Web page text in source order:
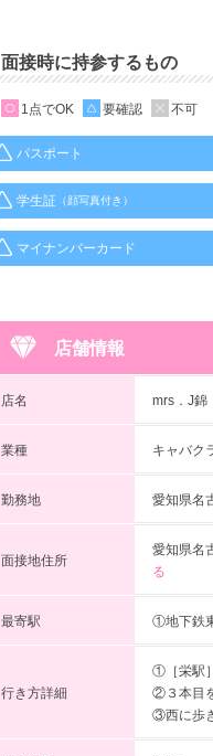
面接時に持参するもの
1点でOK 要確認 不可
パスポート
学生証 （顔写真付き）
マイナンバーカード
店舗情報
店名 mrs．J錦
業種 キャバク
勤務地 愛知県名
面接地住所
愛知県名
る
最寄駅 ①地下鉄
行き方詳細
①［栄駅
②３本目
③西に歩